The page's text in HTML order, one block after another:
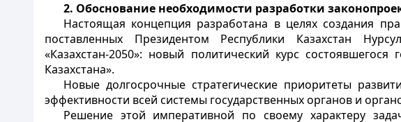
2. Обоснование необходимости разработки
Настоящая концепция разработана в целях создания
поставленных Президентом Республики Казахстан
«Казахстан-2050»: новый политический курс
Казахстана».
Новые долгосрочные стратегические приоритеты
эффективности всей системы государственных органов и
Решение этой императивной по своему характеру